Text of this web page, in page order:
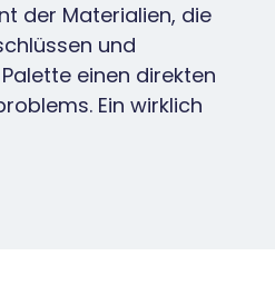
der Materialien, die
und
einen direkten
Ein wirklich